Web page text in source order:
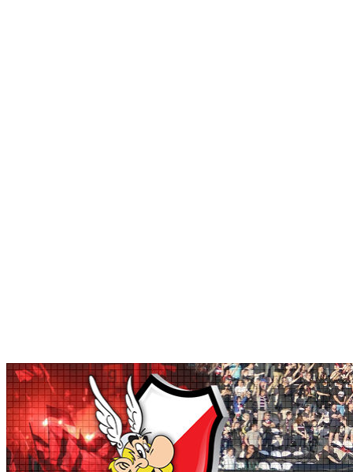
Skip
to
content